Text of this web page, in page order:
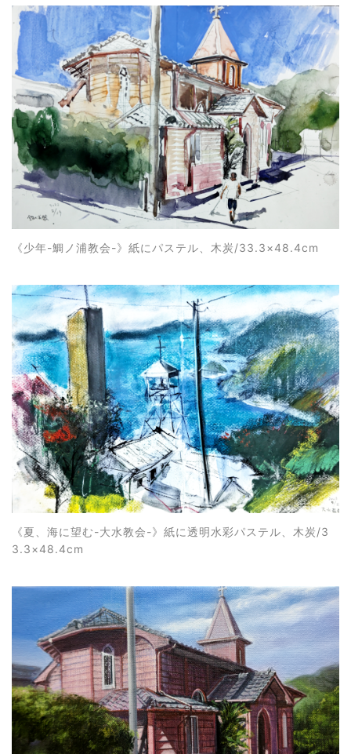
《少年-鯛ノ浦教会-》紙にパステル、木炭/33.3×48.4cm
《夏、海に望む-大水教会-》紙に透明水彩パステル、木炭/3
3.3×48.4cm